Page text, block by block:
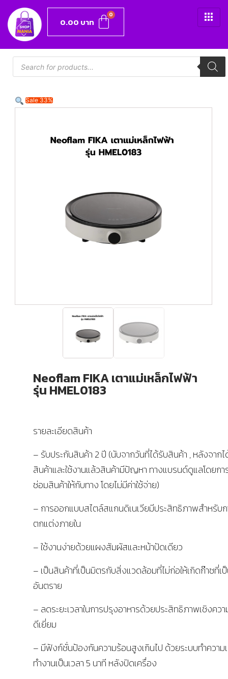
0.00 บาท
Sale 33%
Neoflam FIKA เตาแม่เหล็กไฟฟ้า
รุ่น HMEL0183
รายละเอียดสินค้า
– รับประกันสินค้า 2 ปี (นับจากวันที่ได้รับสินค้า , หลังจาก
สินค้าและใช้งานแล้วสินค้ามีปัญหา ทางแบรนด์ดูแลโดยก
ซ่อมสินค้าให้กับทาง โดยไม่มีค่าใช้จ่าย)
– การออกแบบสไตล์สแกนดิเนเวียมีประสิทธิภาพสำหรับ
ตกแต่งภายใน
– ใช้งานง่ายด้วยแผงสัมผัสและหน้าปัดเดียว
– เป็นสินค้าที่เป็นมิตรกับสิ่งแวดล้อมที่ไม่ก่อให้เกิดก๊าซที่เ
อันตราย
– ลดระยะเวลาในการปรุงอาหารด้วยประสิทธิภาพเชิงคว
ดีเยี่ยม
– มีฟังก์ชั่นป้องกันความร้อนสูงเกินไป ด้วยระบบทำความ
ทำงานเป็นเวลา 5 นาที หลังปิดเครื่อง